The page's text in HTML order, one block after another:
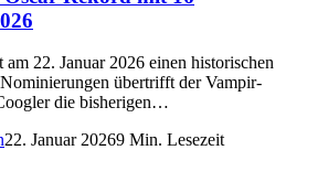
22. Januar 2026 einen historischen
übertrifft der Vampir-
die bisherigen…
22. Januar 20269 Min. Lesezeit